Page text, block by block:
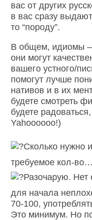
вас от других
в вас сразу
то “породу”.
В общем, идиомы –
они могут
вашего устного/
помогут лучше
нативов и в их
будете смотреть
будете
Yahoooooo!)
Сколько нужно
требуемое кол-
Разочарую. Нет
для начала
70-100,
Это минимум. Но